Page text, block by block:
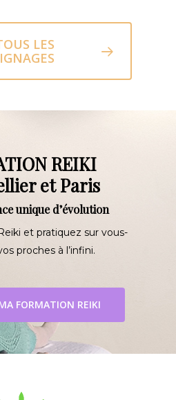
LES
REIKI
et Paris
unique d’évolution
et pratiquez sur vous-
proches à l’infini.
FORMATION REIKI